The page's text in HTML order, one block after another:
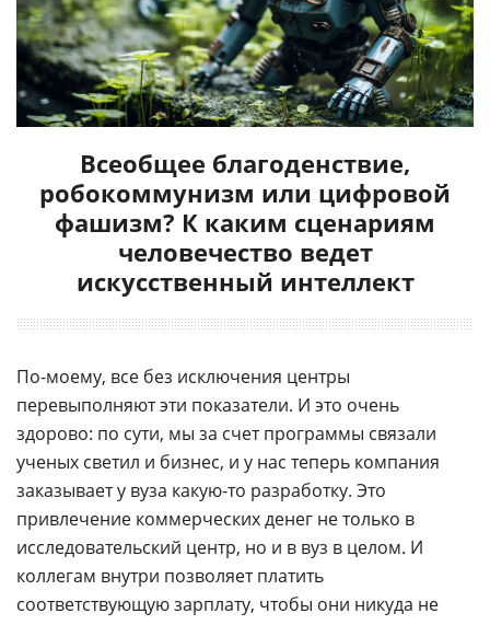
Всеобщее благоденствие,
робокоммунизм или цифровой
фашизм? К каким сценариям
человечество ведет
искусственный интеллект
По-моему, все без исключения центры
перевыполняют эти показатели. И это очень
здорово: по сути, мы за счет программы связали
ученых светил и бизнес, и у нас теперь компания
заказывает у вуза какую-то разработку. Это
привлечение коммерческих денег не только в
исследовательский центр, но и в вуз в целом. И
коллегам внутри позволяет платить
соответствующую зарплату, чтобы они никуда не